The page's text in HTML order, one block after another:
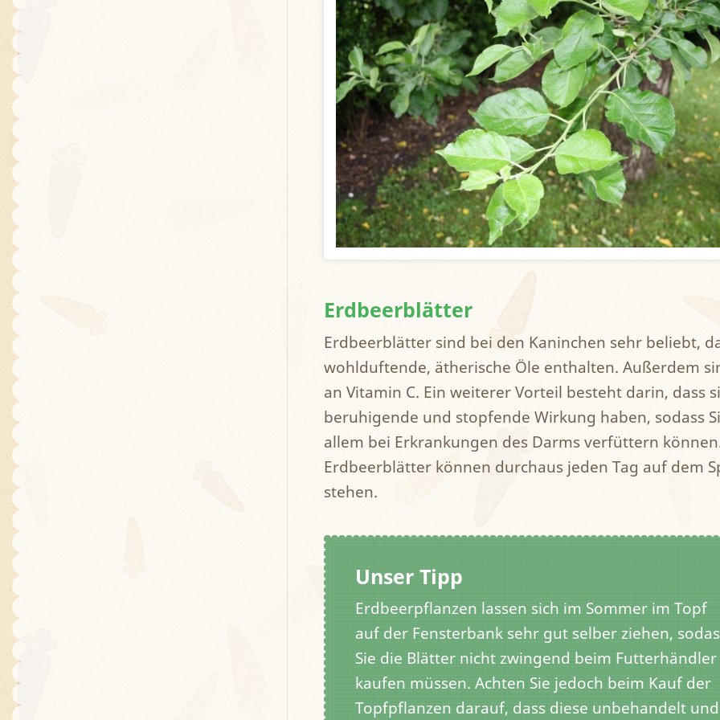
Erdbeerblätter
Erdbeerblätter sind bei den Kaninchen sehr beliebt,
wohlduftende, ätherische Öle enthalten. Außerdem
an Vitamin C. Ein weiterer Vorteil besteht darin, dass
beruhigende und stopfende Wirkung haben, sodass
allem bei Erkrankungen des Darms verfüttern
Erdbeerblätter können durchaus jeden Tag auf dem
stehen.
Unser Tipp
Erdbeerpflanzen lassen sich im Sommer im Topf
auf der Fensterbank sehr gut selber ziehen,
Sie die Blätter nicht zwingend beim Futterhändler
kaufen müssen. Achten Sie jedoch beim Kauf der
Topfpflanzen darauf, dass diese unbehandelt und